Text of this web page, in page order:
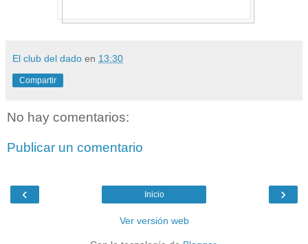
El club del dado en 13:30
Compartir
No hay comentarios:
Publicar un comentario
‹ ›
Inicio
Ver versión web